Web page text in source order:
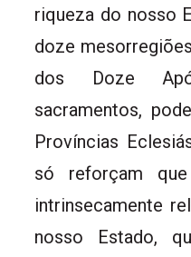
riqueza do nosso
doze
dos Doze
sacramentos,
Províncias
só reforçam
intrinsecamente
nosso Estado,